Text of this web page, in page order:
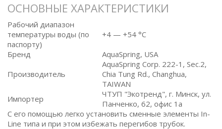
ОСНОВНЫЕ ХАРАКТЕРИСТИКИ
Рабочий диапазон
температуры воды (по
паспорту)
+4 — +54 °C
Бренд
AquaSpring, USA
Производитель
AquaSpring Corp. 222-1, Sec.2,
Chia Tung Rd., Changhua,
TAIWAN
Импортер
ЧТУП "Экотренд", г. Минск, ул.
Панченко, 62, офис 1а
С его помощью легко установить сменные элементы In-
Line типа и при этом избежать перегибов трубок.